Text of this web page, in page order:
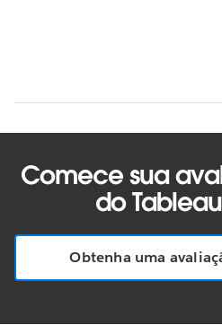
Comece sua
do
Obtenha uma